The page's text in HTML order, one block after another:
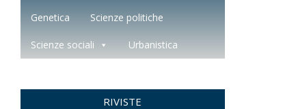
Genetica Scienze politiche
Scienze sociali Urbanistica
RIVISTE